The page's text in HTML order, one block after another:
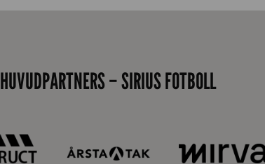
HUVUDPARTNERS – SIRIUS FOTBOLL